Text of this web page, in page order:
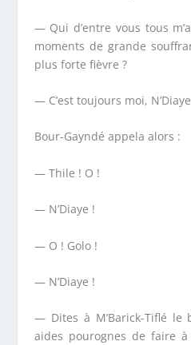
— Qui d’entre vous tous
moments de grande
plus forte fièvre ?
— C’est toujours moi,
Bour-Gayndé appela alors :
— Thile ! O !
— N’Diaye !
— O ! Golo !
— N’Diaye !
— Dites à M’Barick-Tiflé le
aides pourognes de faire